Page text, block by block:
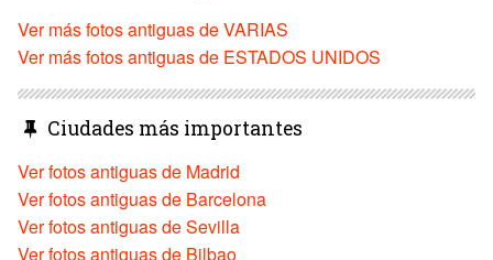
Ver más fotos antiguas de VARIAS
Ver más fotos antiguas de ESTADOS UNIDOS
Ciudades más importantes
Ver fotos antiguas de Madrid
Ver fotos antiguas de Barcelona
Ver fotos antiguas de Sevilla
Ver fotos antiguas de Bilbao